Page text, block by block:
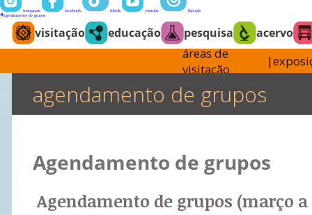
instagram facebook tiktok youtube
threads
agendamento de grupos
visitação educação pesquisa acervo
áreas de
visitação
|
agendamento de grupos
Agendamento de grupos
Agendamento de grupos (março